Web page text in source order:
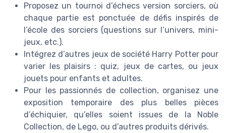
Proposez un tournoi d’échecs version sorciers, où
chaque partie est ponctuée de défis inspirés de
l’école des sorciers (questions sur l’univers, mini-
jeux, etc.).
Intégrez d’autres jeux de société Harry Potter pour
varier les plaisirs : quiz, jeux de cartes, ou jeux
jouets pour enfants et adultes.
Pour les passionnés de collection, organisez une
exposition temporaire des plus belles pièces
d’échiquier, qu’elles soient issues de la Noble
Collection, de Lego, ou d’autres produits dérivés.